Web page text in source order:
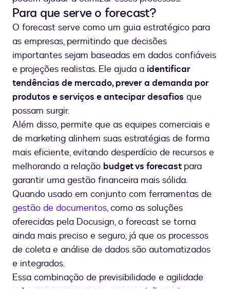
Para que serve o forecast?
O forecast serve como um guia estratégico para
as empresas, permitindo que decisões
importantes sejam baseadas em dados confiáveis
e projeções realistas. Ele ajuda a identificar
tendências de mercado, prever a demanda por
produtos e serviços e antecipar desafios que
possam surgir.
Além disso, permite que as equipes comerciais e
de marketing alinhem suas estratégias de forma
mais eficiente, evitando desperdício de recursos e
melhorando a relação budget vs forecast para
garantir uma gestão financeira mais sólida.
Quando usado em conjunto com ferramentas de
gestão de documentos, como as soluções
oferecidas pela Docusign, o forecast se torna
ainda mais preciso e seguro, já que os processos
de coleta e análise de dados são automatizados
e integrados.
Essa combinação de previsibilidade e agilidade